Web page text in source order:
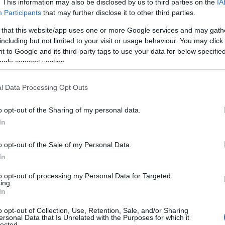
This information may also be disclosed by us to third parties on the
Participants that may further disclose it to other third parties.
that this website/app uses one or more Google services and may
but not limited to your visit or usage behaviour. You may
to Google and its third-party tags to use your data for below
consent section.
Data Processing Opt Outs
opt-out of the Sharing of my personal data.
opt-out of the Sale of my Personal Data.
opt-out of processing my Personal Data for Targeted
opt-out of Collection, Use, Retention, Sale, and/or Sharing
Data that Is Unrelated with the Purposes for which it
Διεθνές Πανεπιστήμιο της Ελλάδος,
Διόφαντος), προχώρησε από το καλοκαίρι σε
των εκπαιδευτικών της χώρας μόνιμων και
και Ειδικής Αγωγής και Εκπαίδευσης.
της δράσης είναι η αξιοποίηση του κεκτημένου
των γνώσεων και ψηφιακών δεξιοτήτων
με την υποστήριξη των σύγχρονων
εμπλουτισμένης δια ζώσης εκπαίδευσης
πρόγραμμα επιμόρφωσης αφορά 163.104
ή μόνιμους ή ωρομίσθιους), που υπηρετούν
σχολικές μονάδες της επικράτειας ή του
και όσους εκπαιδευτικούς υπηρετούν με απόσπαση
Παιδείας και Θρησκευμάτων. Δήλωση